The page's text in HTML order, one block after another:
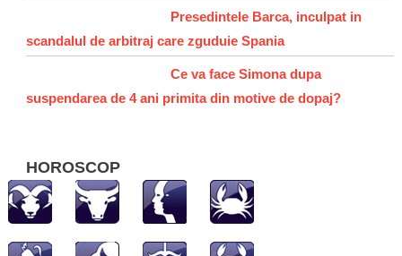
Presedintele Barca, inculpat in
scandalul de arbitraj care zguduie Spania
Ce va face Simona dupa
suspendarea de 4 ani primita din motive de dopaj?
HOROSCOP